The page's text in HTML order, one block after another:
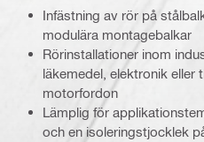
Infästning av rör på
modulära montagebalkar
Rörinstallationer inom
läkemedel, elektronik eller
motorfordon
Lämplig för
och en isoleringstjocklek